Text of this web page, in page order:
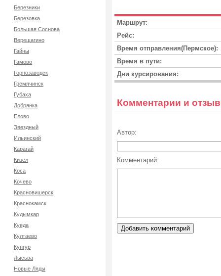
Березники
Березовка
Большая Соснова
Верещагино
Гайны
Гамово
Горнозаводск
Гремячинск
Губаха
Добрянка
Елово
Звездный
Ильинский
Карагай
Кизел
Коса
Кочево
Красновишерск
Краснокамск
Кудымкар
Куеда
Култаево
Кунгур
Лысьва
Новые Ляды
Маршрут:
Рейс:
Время отправления(Пермское):
Время в пути:
Дни курсирования:
Комментарии и
Автор:
Комментарий: